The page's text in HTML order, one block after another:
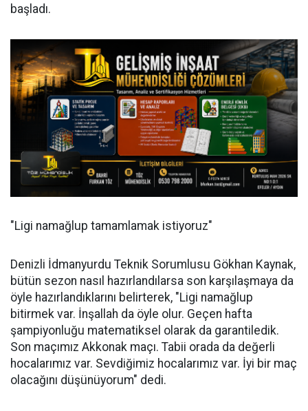
başladı.
"Ligi namağlup tamamlamak istiyoruz"
Denizli İdmanyurdu Teknik Sorumlusu Gökhan Kaynak,
bütün sezon nasıl hazırlandılarsa son karşılaşmaya da
öyle hazırlandıklarını belirterek, "Ligi namağlup
bitirmek var. İnşallah da öyle olur. Geçen hafta
şampiyonluğu matematiksel olarak da garantiledik.
Son maçımız Akkonak maçı. Tabii orada da değerli
hocalarımız var. Sevdiğimiz hocalarımız var. İyi bir maç
olacağını düşünüyorum" dedi.